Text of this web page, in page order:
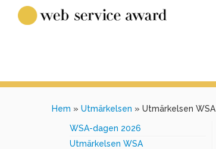
Hem » Utmärkelsen » Utmärkelsen WSA
WSA-dagen 2026
Utmärkelsen WSA